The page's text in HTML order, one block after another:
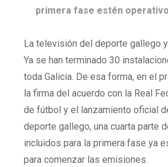
primera fase estén
La televisión del deporte gallego
Ya se han terminado 30
toda Galicia. De esa forma, en el
la firma del acuerdo con la Real
de fútbol y el lanzamiento oficial
deporte gallego, una cuarta parte
incluidos para la primera fase ya
para comenzar las emisiones.